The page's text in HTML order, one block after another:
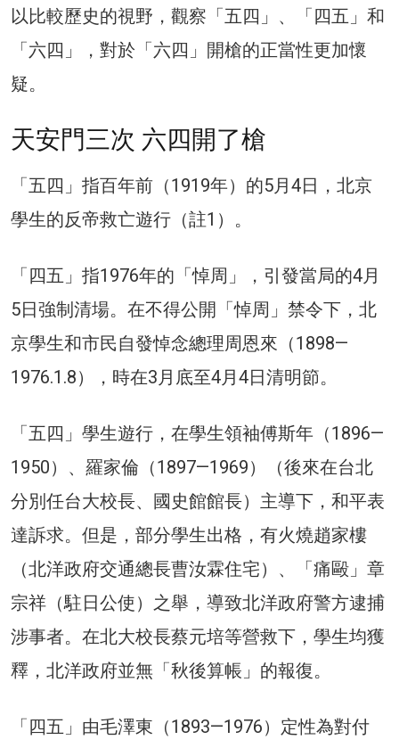
以比較歷史的視野，觀察「五四」、「四五」和
「六四」，對於「六四」開槍的正當性更加懷
疑。
天安門三次 六四開了槍
「五四」指百年前（1919年）的5月4日，北京
學生的反帝救亡遊行（註1）。
「四五」指1976年的「悼周」，引發當局的4月
5日強制清場。在不得公開「悼周」禁令下，北
京學生和市民自發悼念總理周恩來（1898—
1976.1.8），時在3月底至4月4日清明節。
「五四」學生遊行，在學生領袖傅斯年（1896—
1950）、羅家倫（1897—1969）（後來在台北
分別任台大校長、國史館館長）主導下，和平表
達訴求。但是，部分學生出格，有火燒趙家樓
（北洋政府交通總長曹汝霖住宅）、「痛毆」章
宗祥（駐日公使）之舉，導致北洋政府警方逮捕
涉事者。在北大校長蔡元培等營救下，學生均獲
釋，北洋政府並無「秋後算帳」的報復。
「四五」由毛澤東（1893—1976）定性為對付